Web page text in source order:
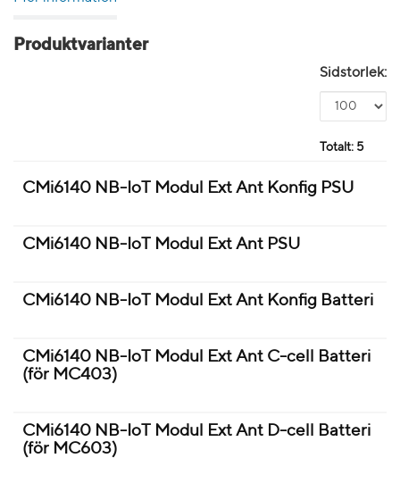
Produktvarianter
Sidstorlek:
Totalt: 5
CMi6140 NB-IoT Modul Ext Ant Konfig PSU
CMi6140 NB-IoT Modul Ext Ant PSU
CMi6140 NB-IoT Modul Ext Ant Konfig Batteri
CMi6140 NB-IoT Modul Ext Ant C-cell Batteri
(för MC403)
CMi6140 NB-IoT Modul Ext Ant D-cell Batteri
(för MC603)